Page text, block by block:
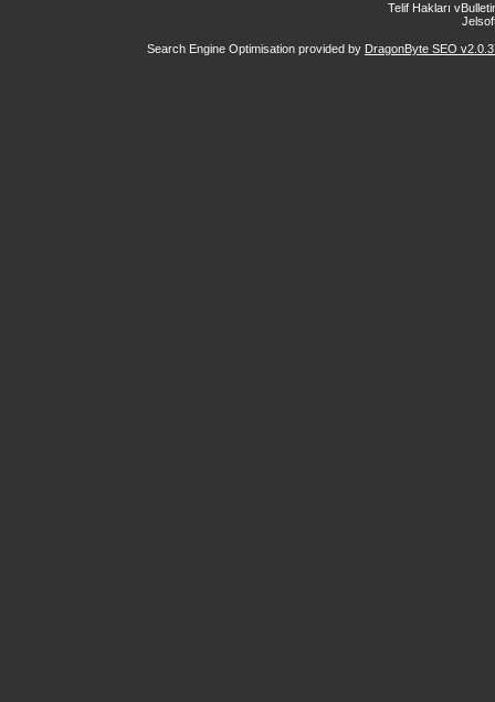
Telif Hakları
Search Engine Optimisation provided by DragonByte SEO